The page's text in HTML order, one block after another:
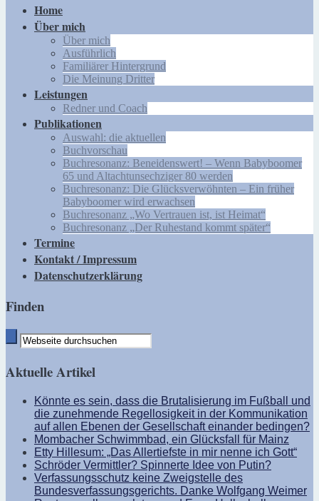
Home
Über mich
Über mich
Ausführlich
Familiärer Hintergrund
Die Meinung Dritter
Leistungen
Redner und Coach
Publikationen
Auswahl: die aktuellen
Buchvorschau
Buchresonanz: Beneidenswert! – Wenn Babyboomer
65 und Altachtunsechziger 80 werden
Buchresonanz: Die Glücksverwöhnten – Ein früher
Babyboomer wird erwachsen
Buchresonanz „Wo Vertrauen ist, ist Heimat“
Buchresonanz „Der Ruhestand kommt später“
Termine
Kontakt / Impressum
Datenschutzerklärung
Finden
Aktuelle Artikel
Könnte es sein, dass die Brutalisierung im Fußball und
die zunehmende Regellosigkeit in der Kommunikation
auf allen Ebenen der Gesellschaft einander bedingen?
Mombacher Schwimmbad, ein Glücksfall für Mainz
Etty Hillesum: „Das Allertiefste in mir nenne ich Gott“
Schröder Vermittler? Spinnerte Idee von Putin?
Verfassungsschutz keine Zweigstelle des
Bundesverfassungsgerichts. Danke Wolfgang Weimer